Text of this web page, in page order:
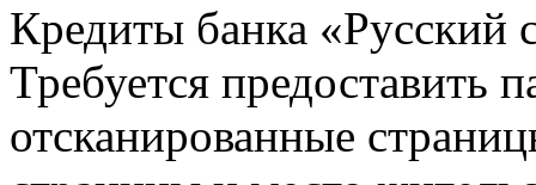
Кредиты банка «Русский
Требуется предоставить
отсканированные